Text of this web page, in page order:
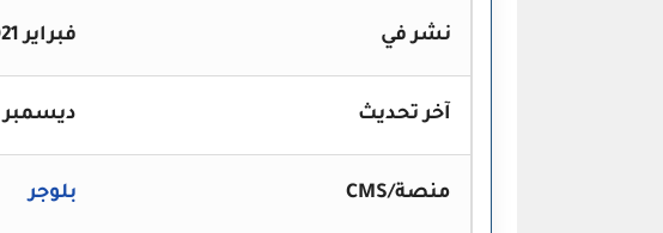
نشر في فبراير 2021
آخر تحديث ديسمبر
منصة/CMS بلوجر